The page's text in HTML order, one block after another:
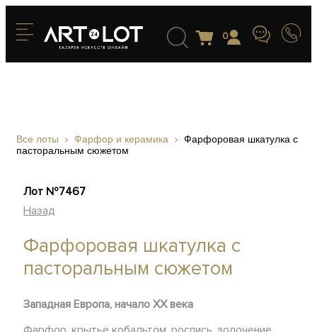
0
Все лоты Фарфор и керамика
Фарфоровая шкатулка с
пасторальным сюжетом
Лот №7467
Назад
Фарфоровая шкатулка с
пасторальным сюжетом
Западная Европа, начало ХХ века